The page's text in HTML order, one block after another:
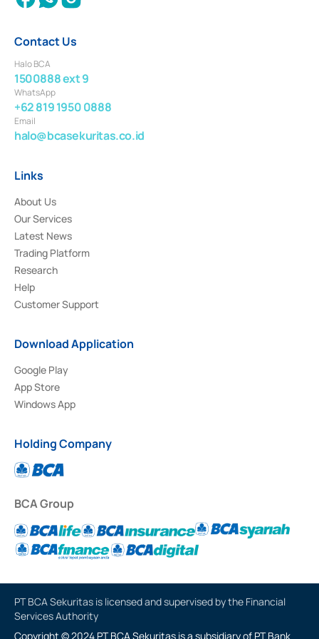
Contact Us
Halo BCA
1500888 ext 9
WhatsApp
+62 819 1950 0888
Email
halo@bcasekuritas.co.id
Links
About Us
Our Services
Latest News
Trading Platform
Research
Help
Customer Support
Download Application
Google Play
App Store
Windows App
Holding Company
BCA Group
PT BCA Sekuritas is licensed and supervised by the Financial
Services Authority
Copyright © 2024 PT BCA Sekuritas is a subsidiary of PT Bank